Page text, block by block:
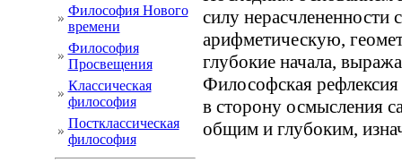
Философия Нового
времени
Философия
Просвещения
Классическая
философия
Постклассическая
философия
силу
арифметическую,
глубокие начала,
Философская
в сторону осмысления
общим и глубоким,